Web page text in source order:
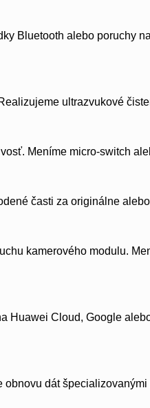
Bluetooth alebo poruchy
ultrazvukové
Meníme micro-switch
časti za originálne
kamerového modulu.
Huawei Cloud, Google
dát